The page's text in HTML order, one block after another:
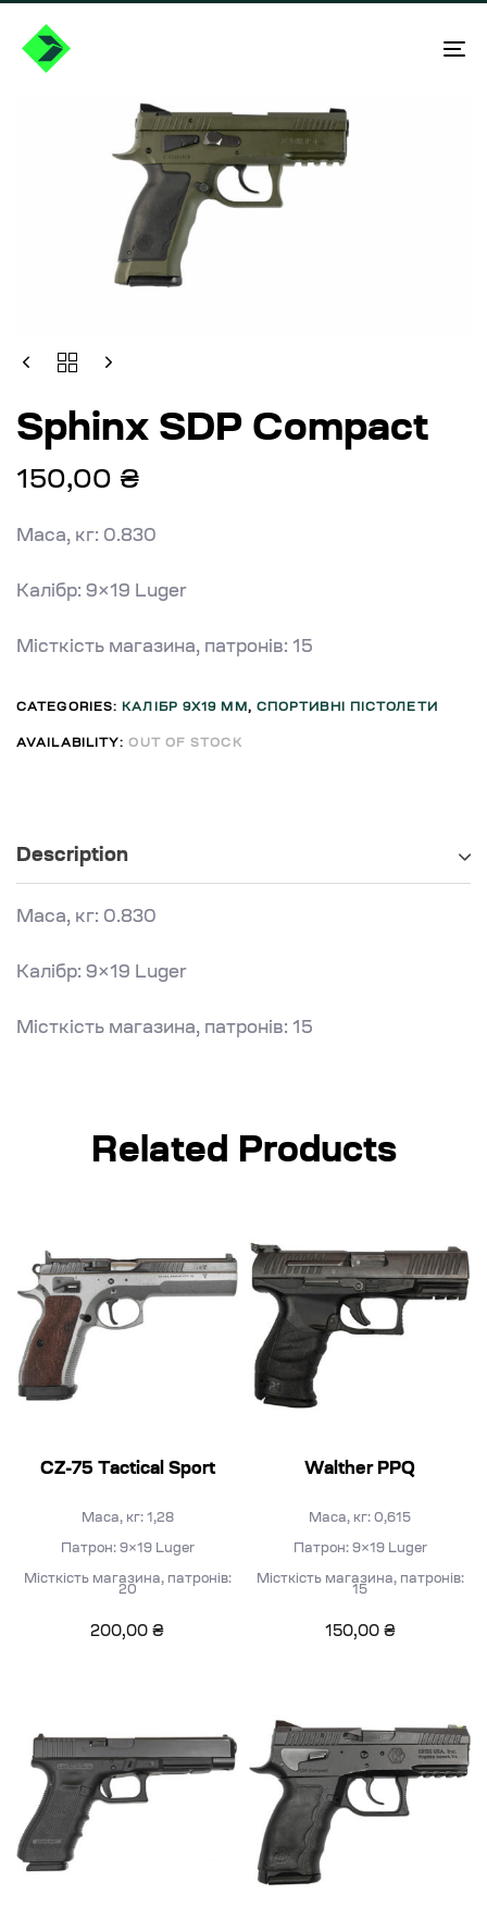
links
primary
Sphinx SDP Compact
150,00 ₴
Маса, кг: 0.830
Калібр: 9×19 Luger
Місткість магазина, патронів: 15
CATEGORIES: КАЛІБР 9Х19 ММ, СПОРТИВНІ ПІСТОЛЕТИ
AVAILABILITY:OUT OF STOCK
Description
Маса, кг: 0.830
Калібр: 9×19 Luger
Місткість магазина, патронів: 15
Related Products
CZ-75 Tactical Sport
Маса, кг: 1,28
Патрон: 9×19 Luger
Місткість магазина, патронів:
20
200,00 ₴
Walther PPQ
Маса, кг: 0,615
Патрон: 9×19 Luger
Місткість магазина, патронів:
15
150,00 ₴